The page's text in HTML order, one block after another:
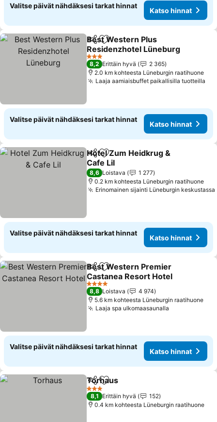
Valitse päivät nähdäksesi tarkat hinnat
Katso hinnat
Jaa Lisää suosikkeihin
Best Western Plus
Residenzhotel Lüneburg
Katso hinnat
3 Tähtiluokitus
8,2 Erittäin hyvä
2 365
2.0 km kohteesta Lüneburgin raatihuone
Laaja aamiaisbuffet paikallisilla tuotteilla
Valitse päivät nähdäksesi tarkat hinnat
Katso hinnat
Jaa Lisää suosikkeihin
Hotel Zum Heidkrug &
Cafe Lil
Katso hinnat
8,6 Loistava
1 277
0.2 km kohteesta Lüneburgin raatihuone
Erinomainen sijainti Lüneburgin keskustassa
Valitse päivät nähdäksesi tarkat hinnat
Katso hinnat
Jaa Lisää suosikkeihin
Best Western Premier
Castanea Resort Hotel
Katso hinnat
4 Tähtiluokitus
8,8 Loistava
4 974
5.6 km kohteesta Lüneburgin raatihuone
Laaja spa ulkomaasaunalla
Valitse päivät nähdäksesi tarkat hinnat
Katso hinnat
Jaa Lisää suosikkeihin
Torhaus
3 Tähtiluokitus
8,1 Erittäin hyvä
152
0.4 km kohteesta Lüneburgin raatihuone